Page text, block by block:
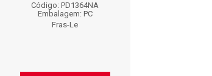
Código: PD1364NA
Embalagem: PC
Fras-Le